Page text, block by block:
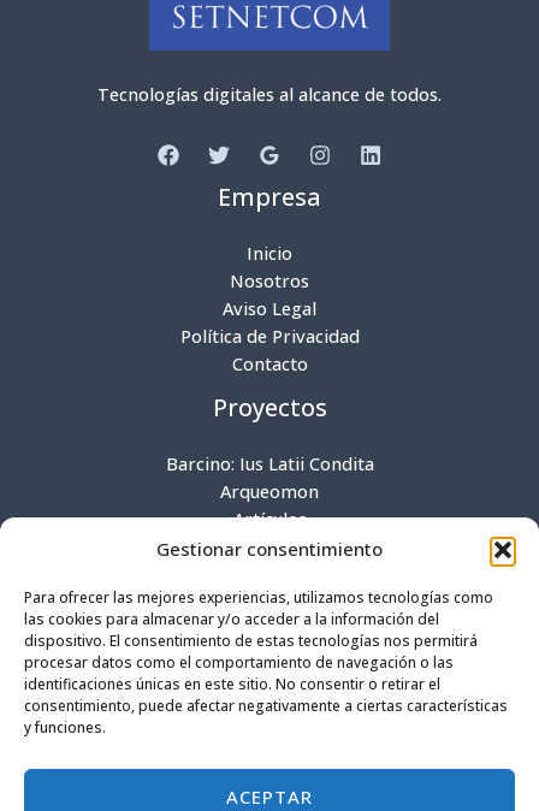
Gestionar consentimiento
Para ofrecer las mejores experiencias, utilizamos tecnologías como
las cookies para almacenar y/o acceder a la información del
dispositivo. El consentimiento de estas tecnologías nos permitirá
procesar datos como el comportamiento de navegación o las
identificaciones únicas en este sitio. No consentir o retirar el
consentimiento, puede afectar negativamente a ciertas características
y funciones.
ACEPTAR
Tecnologías digitales al alcance de todos.
Empresa
Inicio
Nosotros
Aviso Legal
Política de Privacidad
Contacto
Proyectos
Barcino: Ius Latii Condita
Arqueomon
Artículos
Productos
Contacto
Perpendicular a San Mateo 2, A Coruña. España.
contact@setnetcom.com​
+34 629 333 777